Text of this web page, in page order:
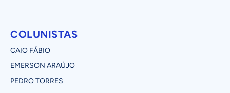
COLUNISTAS
CAIO FÁBIO
EMERSON ARAÚJO
PEDRO TORRES